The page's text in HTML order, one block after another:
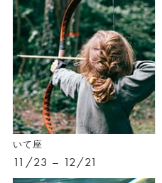
いて座
11/23 – 12/21